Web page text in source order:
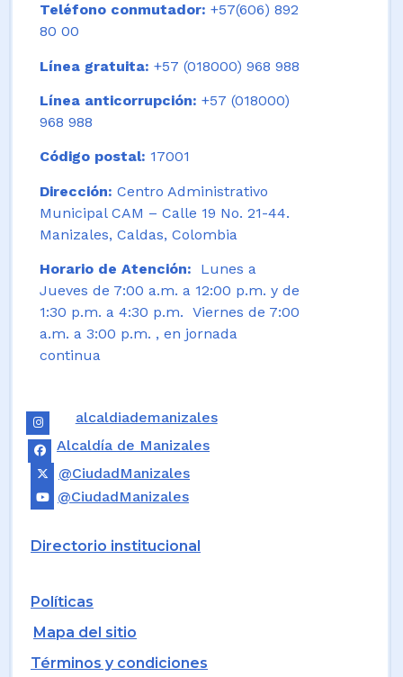
Teléfono conmutador: +57(606) 892
80 00
Línea gratuita: +57 (018000) 968 988
Línea anticorrupción: +57 (018000)
968 988
Código postal: 17001
Dirección: Centro Administrativo
Municipal CAM – Calle 19 No. 21-44.
Manizales, Caldas, Colombia
Horario de Atención: Lunes a
Jueves de 7:00 a.m. a 12:00 p.m. y de
1:30 p.m. a 4:30 p.m. Viernes de 7:00
a.m. a 3:00 p.m. , en jornada
continua
alcaldiademanizales
Alcaldía de Manizales
@CiudadManizales
@CiudadManizales
Directorio institucional
Políticas
Mapa del sitio
Términos y condiciones